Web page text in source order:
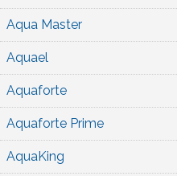
Aqua Master
Aquael
Aquaforte
Aquaforte Prime
AquaKing